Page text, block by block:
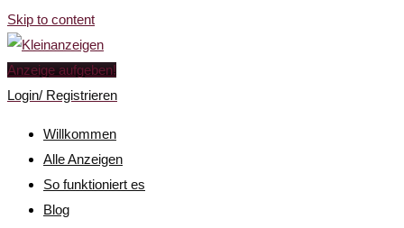
Skip to content
Anzeige aufgeben!
Login/ Registrieren
Willkommen
Alle Anzeigen
So funktioniert es
Blog